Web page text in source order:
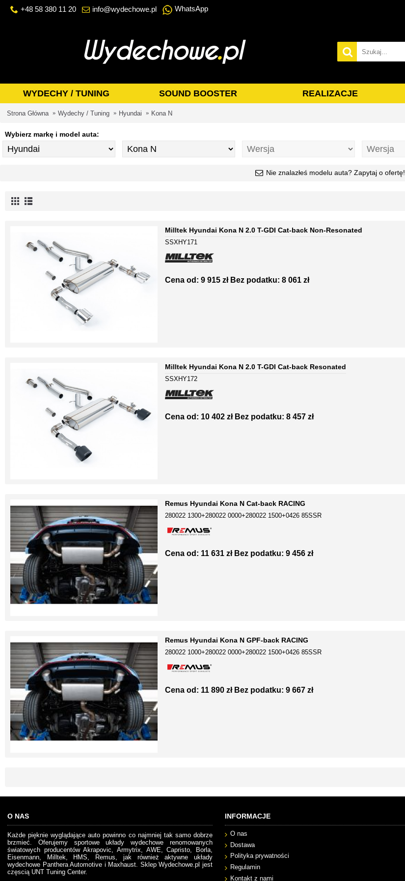
+48 58 380 11 20 info@wydechowe.pl WhatsApp
WYDECHY / TUNING SOUND BOOSTER REALIZACJE
Strona Główna Wydechy / Tuning Hyundai Kona N
Wybierz markę i model auta:
Nie znalazłeś modelu auta? Zapytaj o ofertę!
Milltek Hyundai Kona N 2.0 T-GDI Cat-back Non-Resonated
SSXHY171
Cena od: 9 915 zł Bez podatku: 8 061 zł
Milltek Hyundai Kona N 2.0 T-GDI Cat-back Resonated
SSXHY172
Cena od: 10 402 zł Bez podatku: 8 457 zł
Remus Hyundai Kona N Cat-back RACING
280022 1300+280022 0000+280022 1500+0426 85SSR
Cena od: 11 631 zł Bez podatku: 9 456 zł
Remus Hyundai Kona N GPF-back RACING
280022 1000+280022 0000+280022 1500+0426 85SSR
Cena od: 11 890 zł Bez podatku: 9 667 zł
O NAS
Każde pięknie wyglądające auto powinno co najmniej tak samo dobrze
brzmieć. Oferujemy sportowe układy wydechowe renomowanych
światowych producentów Akrapovic, Armytrix, AWE, Capristo, Borla,
Eisenmann, Milltek, HMS, Remus, jak również aktywne układy
wydechowe Panthera Automotive i Maxhaust. Sklep Wydechowe.pl jest
częscią UNT Tuning Center.
INFORMACJE
O nas
Dostawa
Polityka prywatności
Regulamin
Kontakt z nami